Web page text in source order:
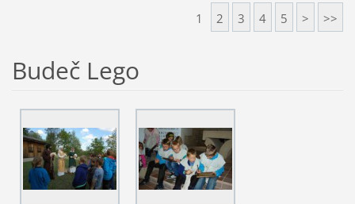
1 2 3 4 5 > >>
Budeč Lego